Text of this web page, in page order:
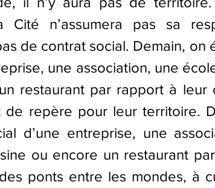
n’assumera pas sa
de contrat social. Demain, on
une association, une
restaurant par rapport à leur
repère pour leur territoire.
d’une entreprise, une
ou encore un restaurant
ponts entre les mondes, à